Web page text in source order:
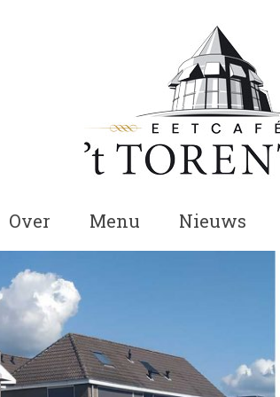
Over Menu Nieuws